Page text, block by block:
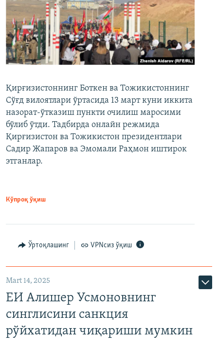
Қирғизистоннинг Боткен ва Тожикистоннинг
Сўғд вилоятлари ўртасида 13 март куни иккита
назорат-ўтказиш пункти очилиш маросими
бўлиб ўтди. Тадбирда онлайн режмида
Қирғизистон ва Тожикистон президентлари
Садир Жапаров ва Эмомали Раҳмон иштирок
этганлар.
Кўпроқ ўқиш
Ўртоқлашинг VPNсиз ўқиш
Mart 14, 2025
ЕИ Алишер Усмоновнинг
синглисини санкция
рўйхатидан чиқариши мумкин